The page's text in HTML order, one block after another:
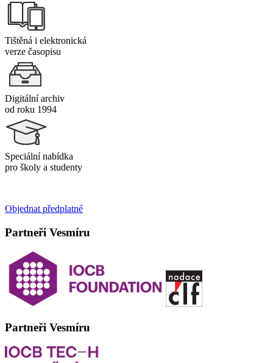
Tištěná i elektronická
verze časopisu
Digitální archiv
od roku 1994
Speciální nabídka
pro školy a studenty
Objednat předplatné
Partneři Vesmíru
Partneři Vesmíru